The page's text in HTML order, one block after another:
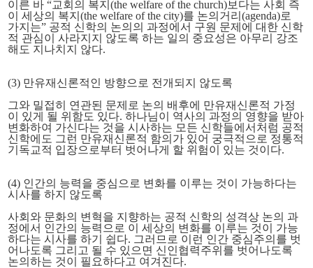
이른 바 “교회의 복지(the welfare of the church)보다는 사회 즉
이 세상의 복지(the welfare of the city)를 논의거리(agenda)로
가지는” 공적 신학의 논의의 과정에서 구원 문제에 대한 신학
적 관심이 사라지지 않도록 하는 일의 중요성은 아무리 강조
해도 지나치지 않다.
(3) 만유재신론적인 방향으로 전개되지 않도록
그와 밀접히 연관된 문제로 논의 배후에 만유재신론적 가정
이 있게 될 위함도 있다. 하나님이 역사의 과정의 영향을 받아
변화하여 가신다는 것을 시사하는 모든 신학들에서처럼 공적
신학에도 그런 만유재신론적 함의가 있어 궁극적으로 정통적
기독교적 입장으로부터 벗어나게 할 위험이 있는 것이다.
(4) 인간의 능력을 중심으로 변화를 이루는 것이 가능하다는
시사를 하지 않도록
사회와 문화의 변혁을 지향하는 공적 신학의 성격상 논의 과
정에서 인간의 능력으로 이 세상의 변화를 이루는 것이 가능
하다는 시사를 하기 쉽다. 그러므로 이런 인간 중심주의를 벗
어나도록 그리고 될 수 있으면 신인협력주위를 벗어나도록
논의하는 것이 필요하다고 여겨진다.